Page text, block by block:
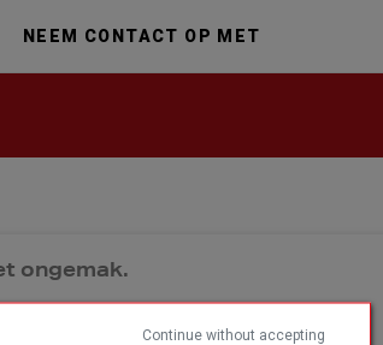
NEEM CONTACT OP MET
ongemak.
Continue without accepting